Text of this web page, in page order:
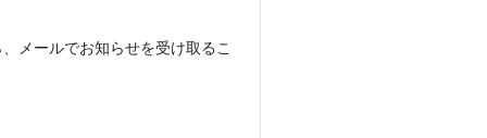
メールでお知らせを受け取るこ